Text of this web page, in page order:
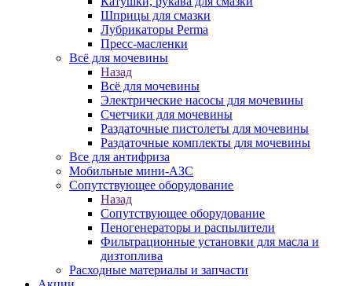
Шприцы для смазки
Лубрикаторы Perma
Пресс-масленки
Всё для мочевины
Назад
Всё для мочевины
Электрические насосы для мочевины
Счетчики для мочевины
Раздаточные пистолеты для мочевины
Раздаточные комплекты для мочевины
Все для антифриза
Мобильные мини-АЗС
Сопутствующее оборудование
Назад
Сопутствующее оборудование
Пеногенераторы и распылители
Фильтрационные установки для масла и
дизтоплива
Расходные материалы и запчасти